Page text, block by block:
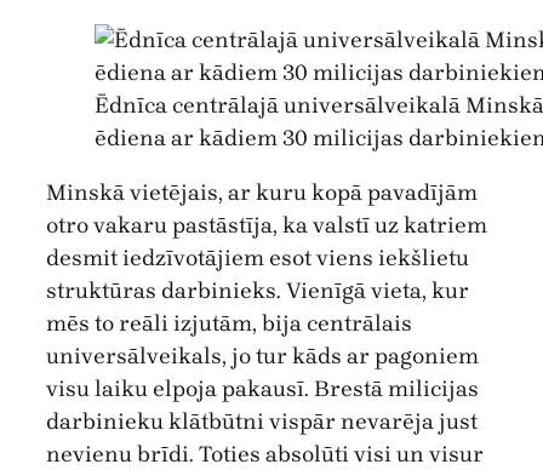
Ēdnīca centrālajā universālveikalā
ēdiena ar kādiem 30 milicijas
Minskā vietējais, ar kuru kopā pavadījām
otro vakaru pastāstīja, ka valstī uz katriem
desmit iedzīvotājiem esot viens iekšlietu
struktūras darbinieks. Vienīgā vieta, kur
mēs to reāli izjutām, bija centrālais
universālveikals, jo tur kāds ar pagoniem
visu laiku elpoja pakausī. Brestā milicijas
darbinieku klātbūtni vispār nevarēja just
nevienu brīdi. Toties absolūti visi un visur